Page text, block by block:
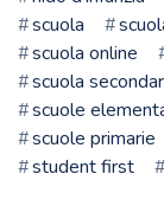
scuola
scuola online
scuola
scuole
scuole primarie
student first